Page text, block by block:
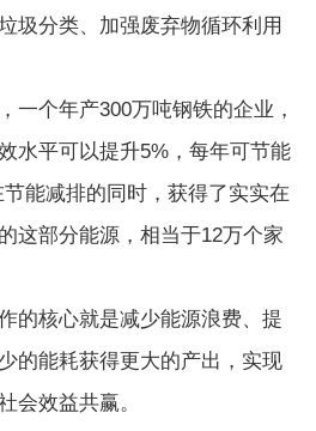
圾分类、加强废弃物循环利用
一个年产300万吨钢铁的企业，
水平可以提升5%，每年可节能
能减排的同时，获得了实实在
这部分能源，相当于12万个家
的核心就是减少能源浪费、提
的能耗获得更大的产出，实现
会效益共赢。